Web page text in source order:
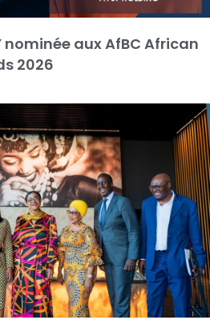
nominée aux AfBC African
2026